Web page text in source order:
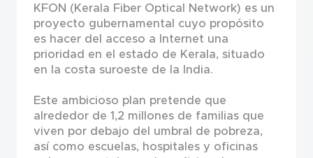
KFON (Kerala Fiber Optical Network) es un
proyecto gubernamental cuyo propósito
es hacer del acceso a Internet una
prioridad en el estado de Kerala, situado
en la costa suroeste de la India.
Este ambicioso plan pretende que
alrededor de 1,2 millones de familias que
viven por debajo del umbral de pobreza,
así como escuelas, hospitales y oficinas